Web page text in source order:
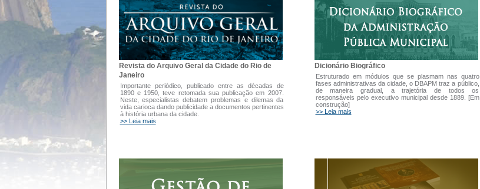
Revista do Arquivo Geral da Cidade do Rio de
Janeiro
Importante periódico, publicado entre as décadas de
1890 e 1950, teve retomada sua publicação em 2007.
Neste, especialistas debatem problemas e dilemas da
vida carioca dando publicidade a documentos pertinentes
à história urbana da cidade.
>> Leia mais
Dicionário Biográfico
Estruturado em módulos que se plasmam nas quatro
fases administrativas da cidade, o DBAPM traz a público,
de maneira gradual, a trajetória de todos os
responsáveis pelo executivo municipal desde 1889. [Em
construção]
>> Leia mais